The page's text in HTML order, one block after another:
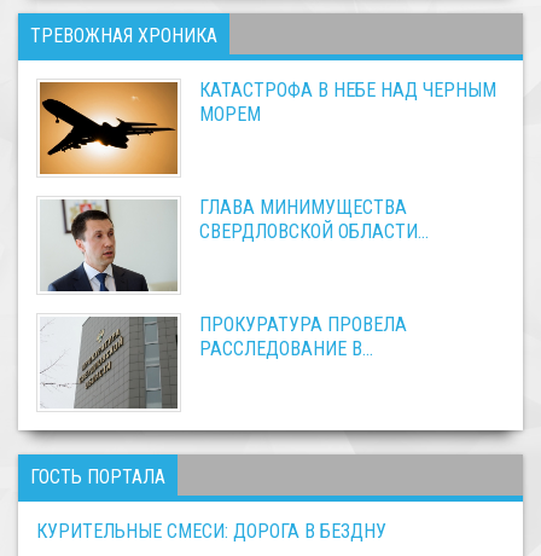
ТРЕВОЖНАЯ ХРОНИКА
КАТАСТРОФА В НЕБЕ НАД ЧЕРНЫМ
МОРЕМ
ГЛАВА МИНИМУЩЕСТВА
СВЕРДЛОВСКОЙ ОБЛАСТИ...
ПРОКУРАТУРА ПРОВЕЛА
РАССЛЕДОВАНИЕ В...
ГОСТЬ ПОРТАЛА
КУРИТЕЛЬНЫЕ СМЕСИ: ДОРОГА В БЕЗДНУ